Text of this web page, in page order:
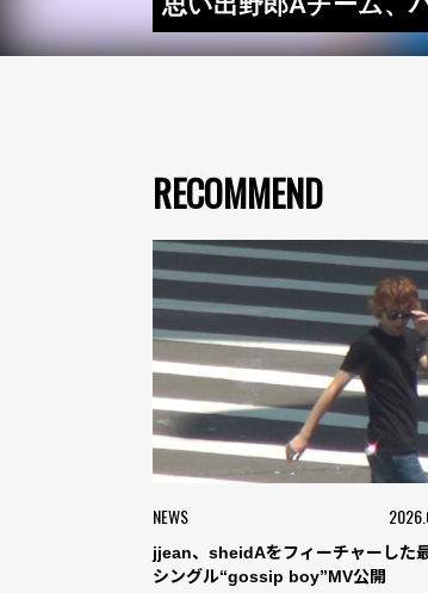
RECOMMEND
NEWS
jjean、sheidAをフィーチャーした
シングル“gossip boy”MV公開